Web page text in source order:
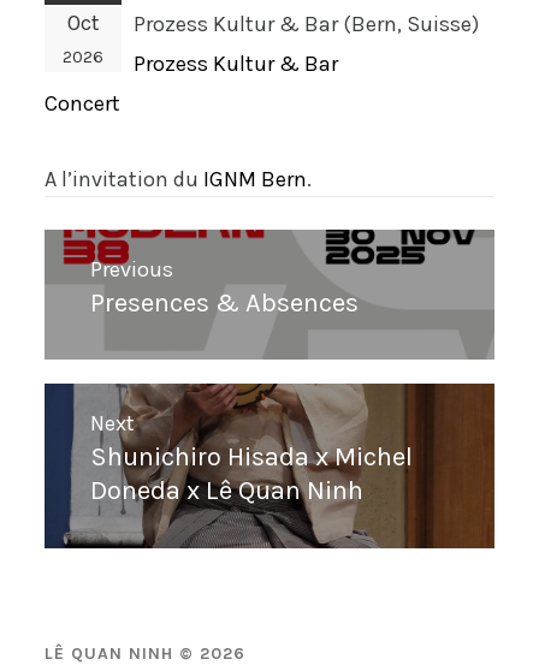
Oct
2026
Prozess Kultur & Bar (Bern, Suisse)
Prozess Kultur & Bar
Concert
A l’invitation du IGNM Bern.
Navigation
de
l’article
Previous
Previous
Presences & Absences
Next
Next
post:
Shunichiro Hisada x Michel
Doneda x Lê Quan Ninh
LÊ QUAN NINH © 2026